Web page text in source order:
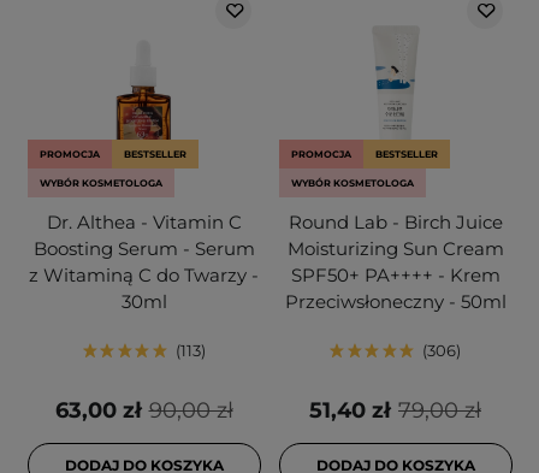
PROMOCJA BESTSELLER
WYBÓR KOSMETOLOGA
Dr. Althea - Vitamin C
Boosting Serum - Serum
z Witaminą C do Twarzy -
30ml
113
90,00 zł
63,00 zł
DODAJ DO KOSZYKA
PROMOCJA BESTSELLER
WYBÓR KOSMETOLOGA
Round Lab - Birch Juice
Moisturizing Sun Cream
SPF50+ PA++++ - Krem
Przeciwsłoneczny - 50ml
306
79,00 zł
51,40 zł
DODAJ DO KOSZYKA